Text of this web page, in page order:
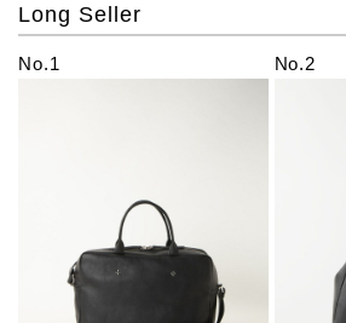
Long Seller
No.1 No.2